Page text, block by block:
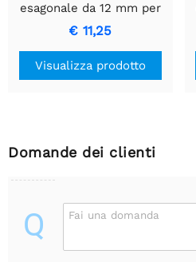
esagonale da 12 mm per
albero da 3 mm
(confezione da 2)
€ 11,25
Visualizza prodotto
Domande dei clienti
Q Fai una domanda